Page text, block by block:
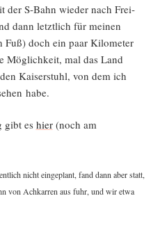
der S‑Bahn wie­der nach Frei­
dann letzt­lich für mei­nen
Fuß) doch ein paar Kilo­me­ter
Mög­lich­keit, mal das Land
Kai­ser­stuhl, von dem ich
habe.
gibt es hier(noch am
nicht ein­ge­plant, fand dann aber statt,
von Ach­kar­ren aus fuhr, und wir etwa